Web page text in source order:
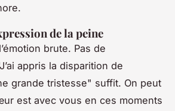
de la peine
brute. Pas de
appris la disparition de
grande tristesse" suffit. On peut
est avec vous en ces moments